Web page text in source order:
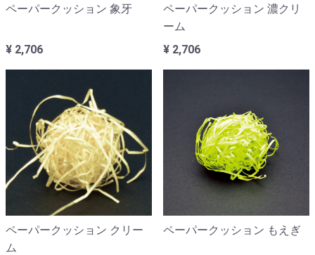
ペーパークッション 象牙
¥ 2,706
ペーパークッション 濃クリ
ーム
¥ 2,706
ペーパークッション クリー
ム
ペーパークッション もえぎ